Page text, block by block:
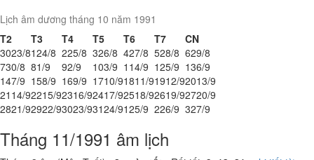
Lịch âm dương tháng 10 năm 1991
T2
T3 T4 T5 T6 T7
CN
3023/8124/8 225/8 326/8 427/8 528/8 629/8
730/8 81/9 92/9 103/9 114/9 125/9 136/9
147/9 158/9 169/9 1710/91811/91912/92013/9
21 14/92215/92316/92417/92518/92619/92720/9
2821/92922/93023/93124/9125/9 226/9 327/9
Tháng 11/1991 âm lịch